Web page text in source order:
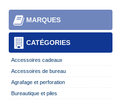
CATÉGORIES
MARQUES
Accessoires cadeaux
Accessoires de bureau
Agrafage et perforation
Bureautique et piles